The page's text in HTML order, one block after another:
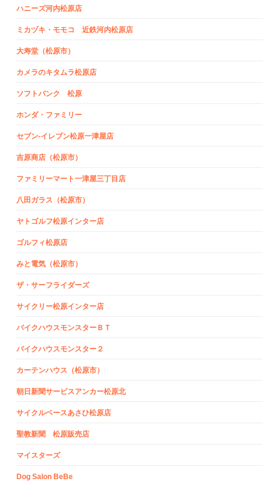
ハニーズ河内松原店
ミカヅキ・モモコ 近鉄河内松原店
大寿堂（松原市）
カメラのキタムラ松原店
ソフトバンク 松原
ホンダ・ファミリー
セブン‐イレブン松原一津屋店
吉原商店（松原市）
ファミリーマート一津屋三丁目店
八田ガラス（松原市）
ヤトゴルフ松原インター店
ゴルフィ松原店
みと電気（松原市）
ザ・サーフライダーズ
サイクリー松原インター店
バイクハウスモンスターＢＴ
バイクハウスモンスター２
カーテンハウス（松原市）
朝日新聞サービスアンカー松原北
サイクルベースあさひ松原店
聖教新聞 松原販売店
マイスターズ
Dog Salon BeBe